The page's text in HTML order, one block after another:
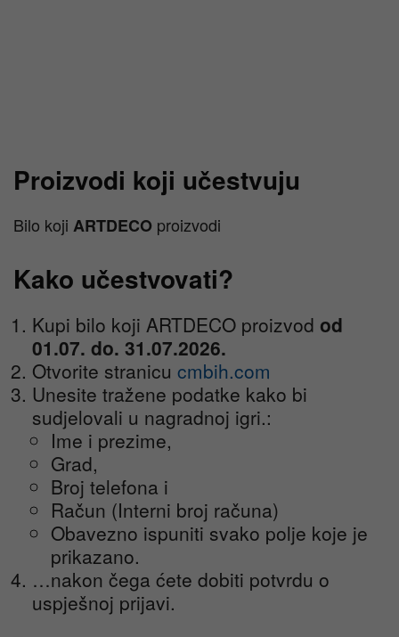
Proizvodi koji učestvuju
Bilo koji ARTDECO proizvodi
Kako učestvovati?
Kupi bilo koji ARTDECO proizvod od
01.07. do. 31.07.2026.
Otvorite stranicu cmbih.com
Unesite tražene podatke kako bi
sudjelovali u nagradnoj igri.:
Ime i prezime,
Grad,
Broj telefona i
Račun (Interni broj računa)
Obavezno ispuniti svako polje koje je
prikazano.
…nakon čega ćete dobiti potvrdu o
uspješnoj prijavi.